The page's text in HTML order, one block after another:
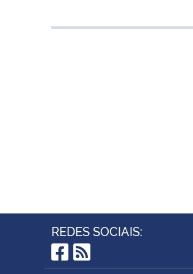
REDES SOCIAIS: